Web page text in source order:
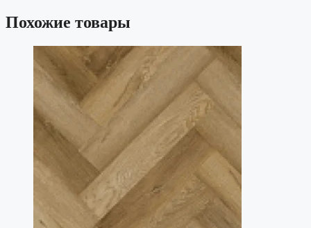
Похожие товары